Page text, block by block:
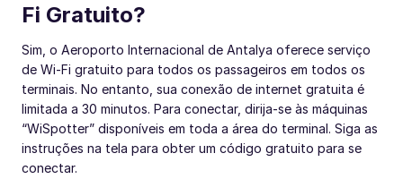
Fi Gratuito?
Sim, o Aeroporto Internacional de Antalya oferece serviço
de Wi-Fi gratuito para todos os passageiros em todos os
terminais. No entanto, sua conexão de internet gratuita é
limitada a 30 minutos. Para conectar, dirija-se às máquinas
“WiSpotter” disponíveis em toda a área do terminal. Siga as
instruções na tela para obter um código gratuito para se
conectar.